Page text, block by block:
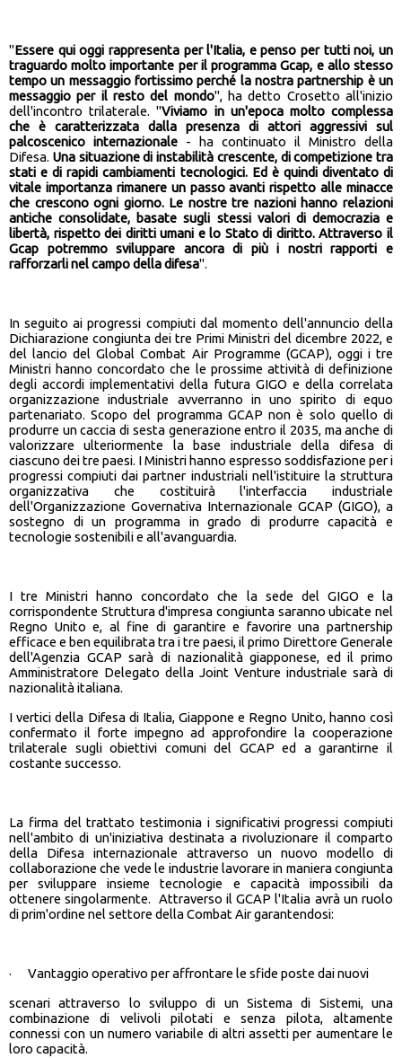
"Essere qui oggi rappresenta per l'Italia, e penso per tutti noi, un
traguardo molto importante per il programma Gcap, e allo stesso
tempo un messaggio fortissimo perché la nostra partnership è un
messaggio per il resto del mondo", ha detto Crosetto all'inizio
dell'incontro trilaterale. "Viviamo in un'epoca molto complessa
che è caratterizzata dalla presenza di attori aggressivi sul
palcoscenico internazionale - ha continuato il Ministro della
Difesa. Una situazione di instabilità crescente, di competizione tra
stati e di rapidi cambiamenti tecnologici. Ed è quindi diventato di
vitale importanza rimanere un passo avanti rispetto alle minacce
che crescono ogni giorno. Le nostre tre nazioni hanno relazioni
antiche consolidate, basate sugli stessi valori di democrazia e
libertà, rispetto dei diritti umani e lo Stato di diritto. Attraverso il
Gcap potremmo sviluppare ancora di più i nostri rapporti e
rafforzarli nel campo della difesa".
In seguito ai progressi compiuti dal momento dell'annuncio della
Dichiarazione congiunta dei tre Primi Ministri del dicembre 2022, e
del lancio del Global Combat Air Programme (GCAP), oggi i tre
Ministri hanno concordato che le prossime attività di definizione
degli accordi implementativi della futura GIGO e della correlata
organizzazione industriale avverranno in uno spirito di equo
partenariato. Scopo del programma GCAP non è solo quello di
produrre un caccia di sesta generazione entro il 2035, ma anche di
valorizzare ulteriormente la base industriale della difesa di
ciascuno dei tre paesi. I Ministri hanno espresso soddisfazione per i
progressi compiuti dai partner industriali nell'istituire la struttura
organizzativa che costituirà l'interfaccia industriale
dell'Organizzazione Governativa Internazionale GCAP (GIGO), a
sostegno di un programma in grado di produrre capacità e
tecnologie sostenibili e all'avanguardia.
I tre Ministri hanno concordato che la sede del GIGO e la
corrispondente Struttura d'impresa congiunta saranno ubicate nel
Regno Unito e, al fine di garantire e favorire una partnership
efficace e ben equilibrata tra i tre paesi, il primo Direttore Generale
dell'Agenzia GCAP sarà di nazionalità giapponese, ed il primo
Amministratore Delegato della Joint Venture industriale sarà di
nazionalità italiana.
I vertici della Difesa di Italia, Giappone e Regno Unito, hanno così
confermato il forte impegno ad approfondire la cooperazione
trilaterale sugli obiettivi comuni del GCAP ed a garantirne il
costante successo.
La firma del trattato testimonia i significativi progressi compiuti
nell'ambito di un'iniziativa destinata a rivoluzionare il comparto
della Difesa internazionale attraverso un nuovo modello di
collaborazione che vede le industrie lavorare in maniera congiunta
per sviluppare insieme tecnologie e capacità impossibili da
ottenere singolarmente. Attraverso il GCAP l'Italia avrà un ruolo
di prim'ordine nel settore della Combat Air garantendosi:
· Vantaggio operativo per affrontare le sfide poste dai nuovi
scenari attraverso lo sviluppo di un Sistema di Sistemi, una
combinazione di velivoli pilotati e senza pilota, altamente
connessi con un numero variabile di altri assetti per aumentare le
loro capacità.